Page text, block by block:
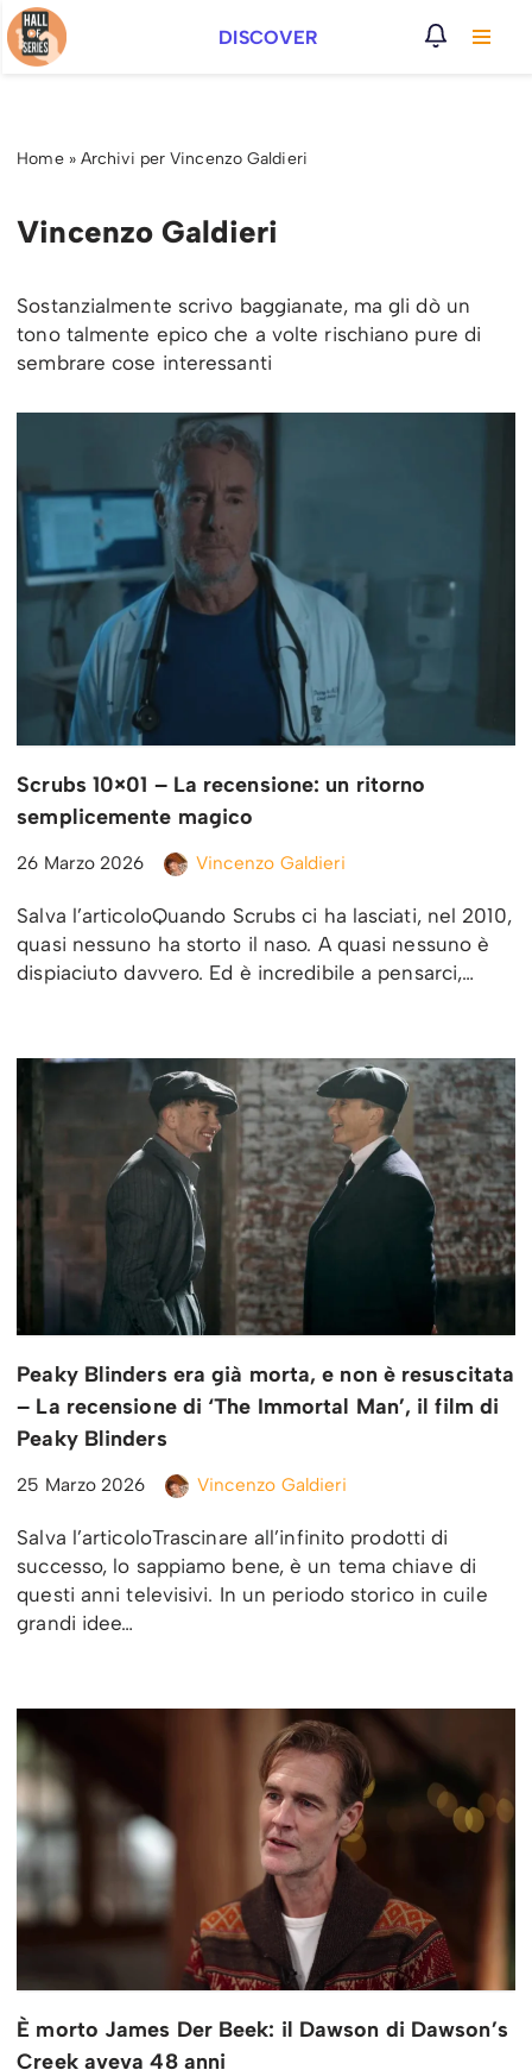
Vai
DISCOVER
Home» Archivi per Vincenzo Galdieri
Vincenzo Galdieri
Sostanzialmente scrivo baggianate, ma gli dò un
tono talmente epico che a volte rischiano pure di
sembrare cose interessanti
Scrubs 10×01 – La recensione: un ritorno
semplicemente magico
26 Marzo 2026 Vincenzo Galdieri
Salva l’articoloQuando Scrubs ci ha lasciati, nel 2010,
quasi nessuno ha storto il naso. A quasi nessuno è
dispiaciuto davvero. Ed è incredibile a pensarci,…
Peaky Blinders era già morta, e non è resuscitata
– La recensione di ‘The Immortal Man’, il film di
Peaky Blinders
25 Marzo 2026 Vincenzo Galdieri
Salva l’articoloTrascinare all’infinito prodotti di
successo, lo sappiamo bene, è un tema chiave di
questi anni televisivi. In un periodo storico in cuile
grandi idee…
È morto James Der Beek: il Dawson di Dawson’s
Creek aveva 48 anni